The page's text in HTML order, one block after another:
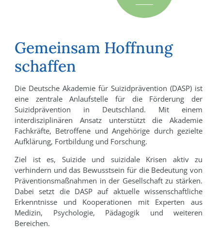
Gemeinsam Hoffnung
schaffen
Die Deutsche Akademie für Suizidprävention (DASP) ist
eine zentrale Anlaufstelle für die Förderung der
Suizidprävention in Deutschland. Mit einem
interdisziplinären Ansatz unterstützt die Akademie
Fachkräfte, Betroffene und Angehörige durch gezielte
Aufklärung, Fortbildung und Forschung.
Ziel ist es, Suizide und suizidale Krisen aktiv zu
verhindern und das Bewusstsein für die Bedeutung von
Präventionsmaßnahmen in der Gesellschaft zu stärken.
Dabei setzt die DASP auf aktuelle wissenschaftliche
Erkenntnisse und Kooperationen mit Experten aus
Medizin, Psychologie, Pädagogik und weiteren
Bereichen.